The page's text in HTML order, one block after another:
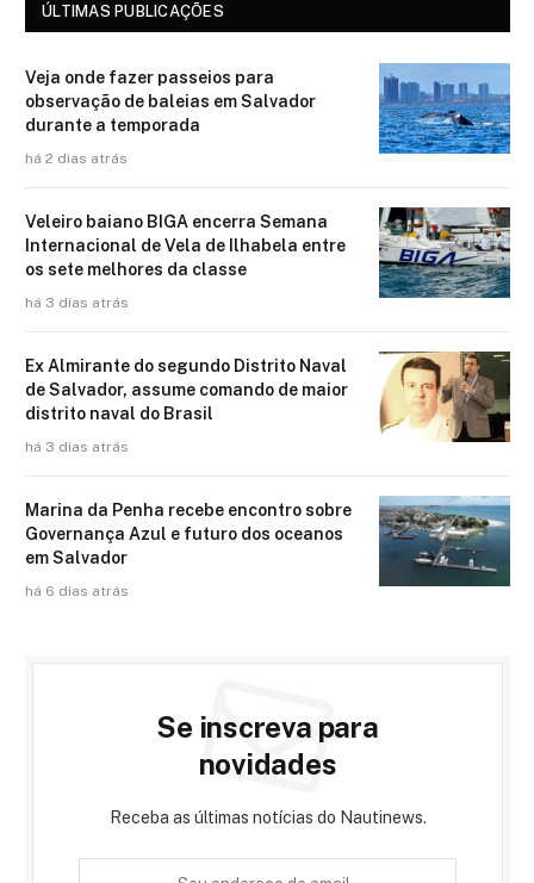
ÚLTIMAS PUBLICAÇÕES
Veja onde fazer passeios para
observação de baleias em Salvador
durante a temporada
há 2 dias atrás
Veleiro baiano BIGA encerra Semana
Internacional de Vela de Ilhabela entre
os sete melhores da classe
há 3 dias atrás
Ex Almirante do segundo Distrito Naval
de Salvador, assume comando de maior
distrito naval do Brasil
há 3 dias atrás
Marina da Penha recebe encontro sobre
Governança Azul e futuro dos oceanos
em Salvador
há 6 dias atrás
Se inscreva para
novidades
Receba as últimas notícias do Nautinews.